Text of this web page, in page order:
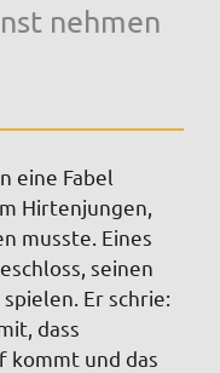
nehmen
eine Fabel
Hirtenjungen,
musste. Eines
seinen
Er schrie:
dass
kommt und das